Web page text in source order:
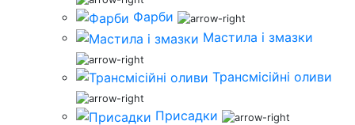
Фарби
Мастила і змазки
Трансмісійні оливи
Присадки